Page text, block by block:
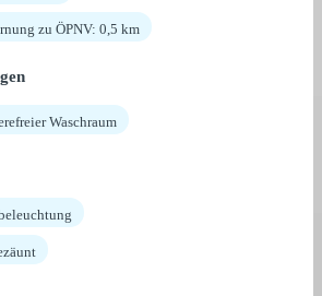
zu ÖPNV: 0,5 km
Waschraum